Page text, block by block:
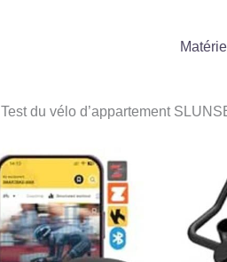
Test du vélo d’appartement